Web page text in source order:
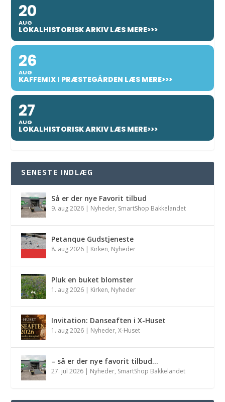
20
AUG
LOKALHISTORISK ARKIV LÆS MERE>>>
26
AUG
KAFFEMIX I PRÆSTEGÅRDEN LÆS MERE>>>
27
AUG
LOKALHISTORISK ARKIV LÆS MERE>>>
SENESTE INDLÆG
Så er der nye Favorit tilbud
9. aug 2026 | Nyheder, SmartShop Bakkelandet
Petanque Gudstjeneste
8. aug 2026 | Kirken, Nyheder
Pluk en buket blomster
1. aug 2026 | Kirken, Nyheder
Invitation: Danseaften i X-Huset
1. aug 2026 | Nyheder,X-Huset
– så er der nye favorit tilbud…
27. jul 2026 | Nyheder, SmartShop Bakkelandet